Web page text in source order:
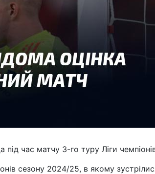
час матчу 3-го туру Ліги
сезону 2024/25, в якому